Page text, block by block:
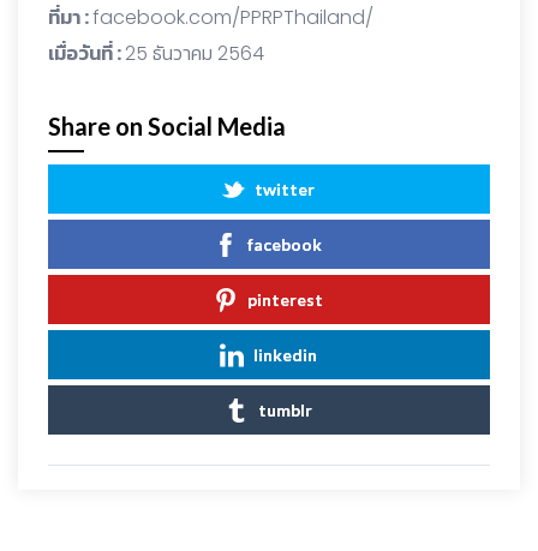
ที่มา :facebook.com/PPRPThailand/
เมื่อวันที่ :25 ธันวาคม 2564
Share on Social Media
twitter
facebook
pinterest
linkedin
tumblr